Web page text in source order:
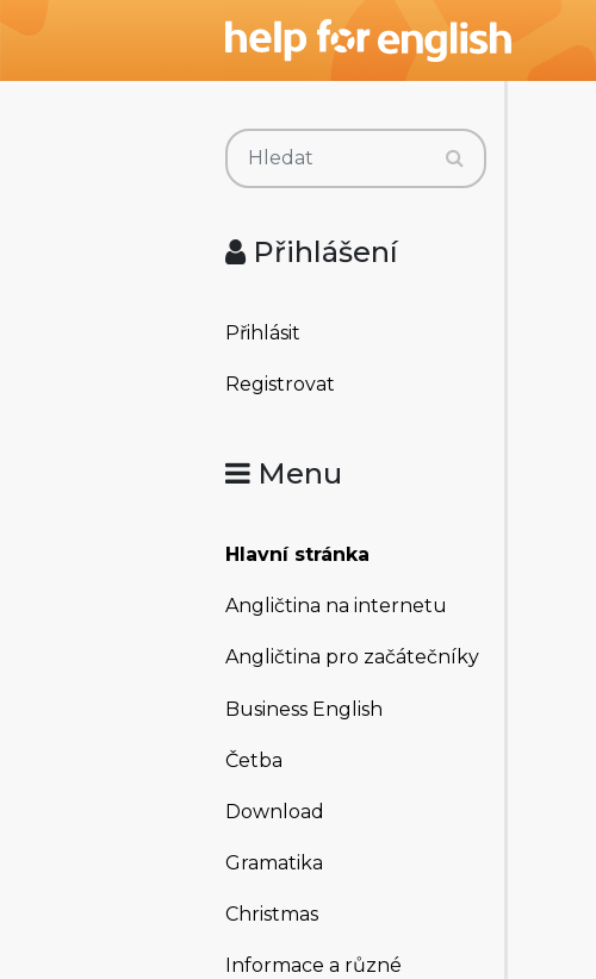
Přihlášení
Přihlásit
Registrovat
Menu
Hlavní stránka
Angličtina na internetu
Angličtina pro začátečníky
Business English
Četba
Download
Gramatika
Christmas
Informace a různé